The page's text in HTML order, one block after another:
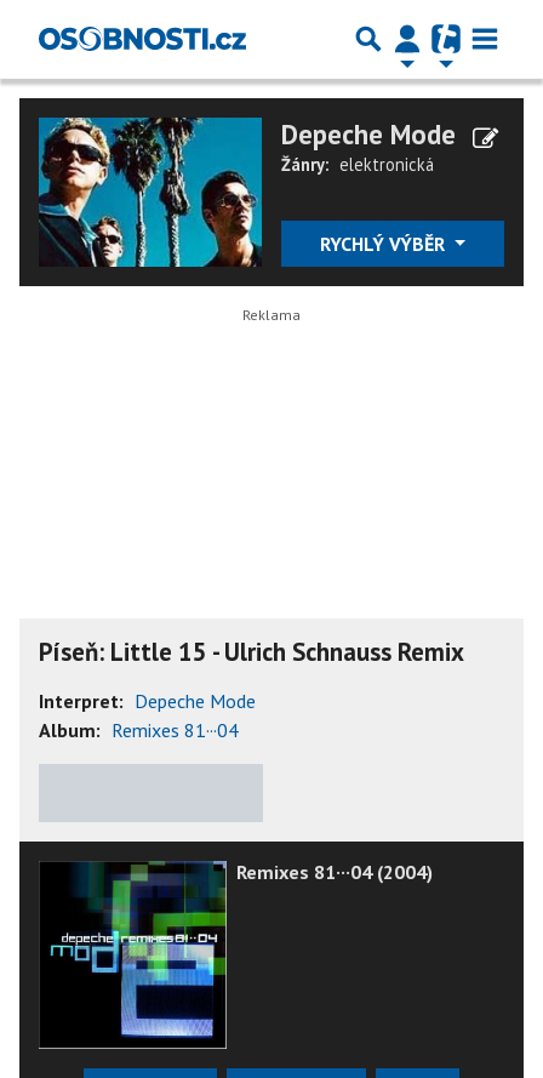
Depeche Mode
Žánry: elektronická
RYCHLÝ VÝBĚR
Píseň: Little 15 - Ulrich Schnauss Remix
Interpret: Depeche Mode
Album: Remixes 81···04
Remixes 81···04 (2004)